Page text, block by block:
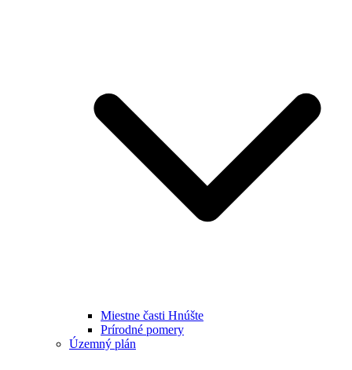
Miestne časti Hnúšte
Prírodné pomery
Územný plán